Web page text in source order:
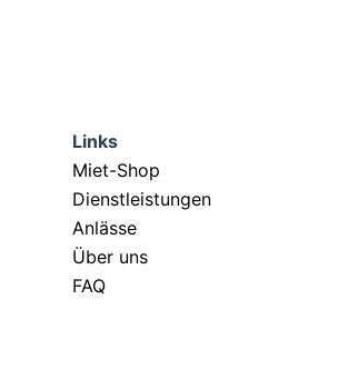
Links
Miet-Shop
Dienstleistungen
Anlässe
Über uns
FAQ